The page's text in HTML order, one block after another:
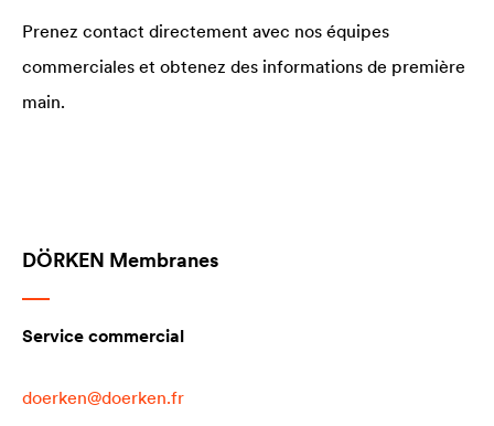
Prenez contact directement avec nos équipes
commerciales et obtenez des informations de première
main.
DÖRKEN Membranes
Service commercial
doerken@doerken.fr